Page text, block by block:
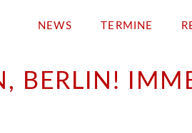
NEWS TERMINE
BERLIN!